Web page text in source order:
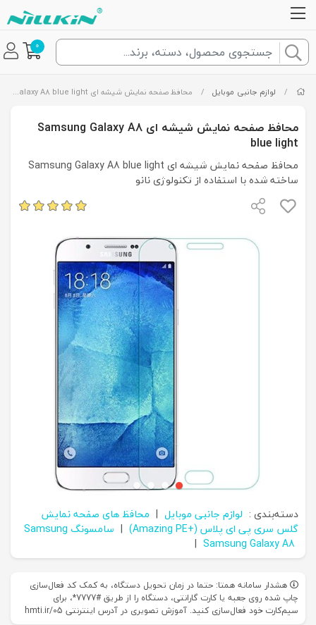
0
/ لوازم جانبی موبایل / محافظ صفحه نمایش شیشه ای Samsung Galaxy A8 blue light
محافظ صفحه نمایش شیشه ای Samsung Galaxy A8
blue light
محافظ صفحه نمایش شیشه ای Samsung Galaxy A8 blue light
ساخته شده با استفاده از تکنولوژی نانو
دسته‌بندی : لوازم جانبی موبایل | محافظ های صفحه نمایش
گلس سری پی ای پلاس (+Amazing PE)
| سامسونگ Samsung
| Samsung Galaxy A8
هشدار سامانه همتا: حتما در زمان تحویل دستگاه، به کمک کد فعال‌سازی
چاپ شده روی جعبه یا کارت گارانتی، دستگاه را از طریق #7777*، برای
سیم‌کارت خود فعال‌سازی کنید. آموزش تصویری در آدرس اینترنتی hmti.ir/05